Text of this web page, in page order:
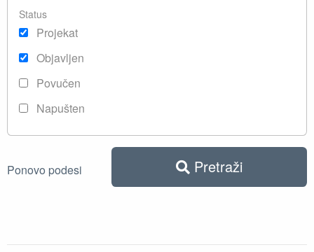
Status
Projekat
Objavljen
Povučen
Napušten
Ponovo podesi Pretraži